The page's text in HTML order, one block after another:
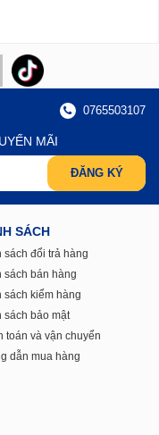
0765503107
MÃI
SÁCH
sách đổi trả hàng
sách bán hàng
sách kiểm hàng
sách bảo mật
toán và vận chuyển
dẫn mua hàng